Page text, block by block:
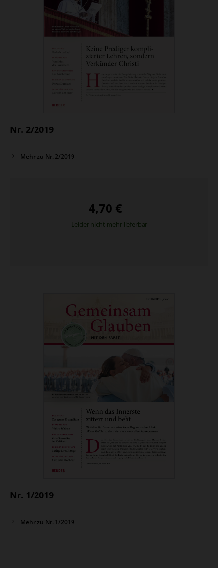
Nr. 2/2019
Mehr zu Nr. 2/2019
4,70 €
Leider nicht mehr lieferbar
Nr. 1/2019
Mehr zu Nr. 1/2019